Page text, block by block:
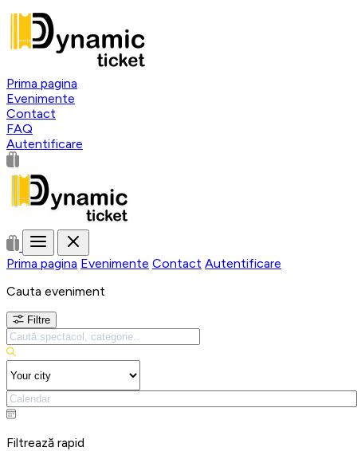
Prima pagina
Evenimente
Contact
FAQ
Autentificare
Prima pagina Evenimente Contact Autentificare
Cauta eveniment
Filtre
Filtrează rapid